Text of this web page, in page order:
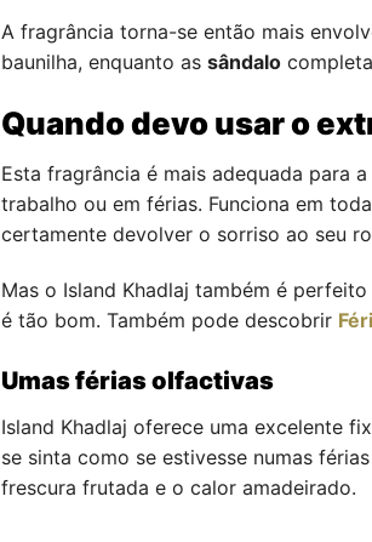
A fragrância torna-se então mais
baunilha, enquanto as sândalo
Quando devo usar o
Esta fragrância é mais adequada para
trabalho ou em férias. Funciona em
certamente devolver o sorriso ao seu
Mas o Island Khadlaj também é
é tão bom. Também pode descobrir
Umas férias olfactivas
Island Khadlaj oferece uma excelente
se sinta como se estivesse numas
frescura frutada e o calor amadeirado.